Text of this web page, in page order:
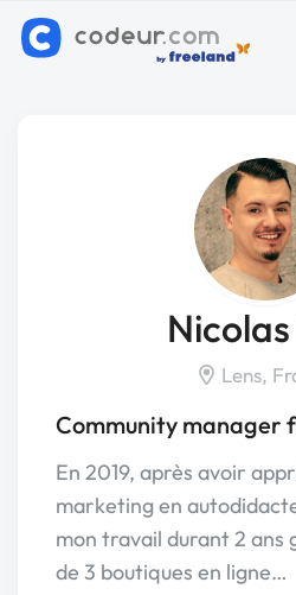
Lens,
Community manager
En 2019, après avoir
marketing en
mon travail durant 2 ans
de 3 boutiques en ligne…